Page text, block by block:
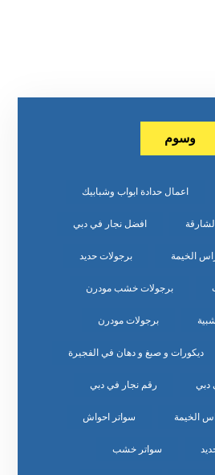
وسوم
اعمال حدادة ابواب وشبابيك
افضل نجار في دبي
الخيمة برجولات حديد
برجولات خشب مودرن
برجولات مودرن
ديكورات و صبغ و دهان في الفجيرة
دبي رقم نجار في دبي
الخيمة سواتر احواش
سواتر خشب